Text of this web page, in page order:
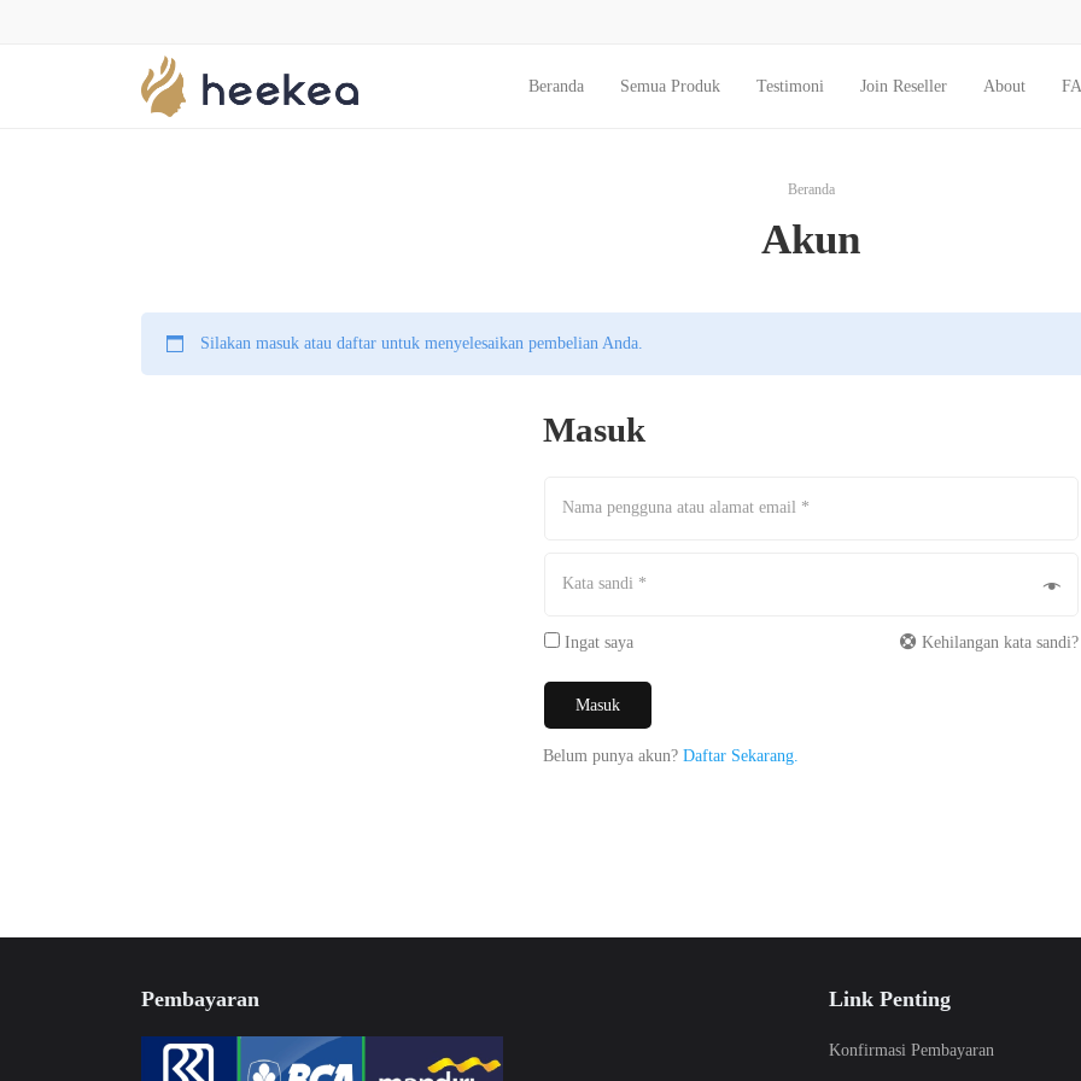
Beranda Semua Produk Testimoni Join Reseller About
Beranda
Akun
Silakan masuk atau daftar untuk menyelesaikan pembelian Anda.
Masuk
Nama pengguna atau alamat email *
Kata sandi *
Ingat saya Kehilangan kata sandi?
Masuk
Belum punya akun? Daftar Sekarang.
Pembayaran Link Penting
Konfirmasi Pembayaran